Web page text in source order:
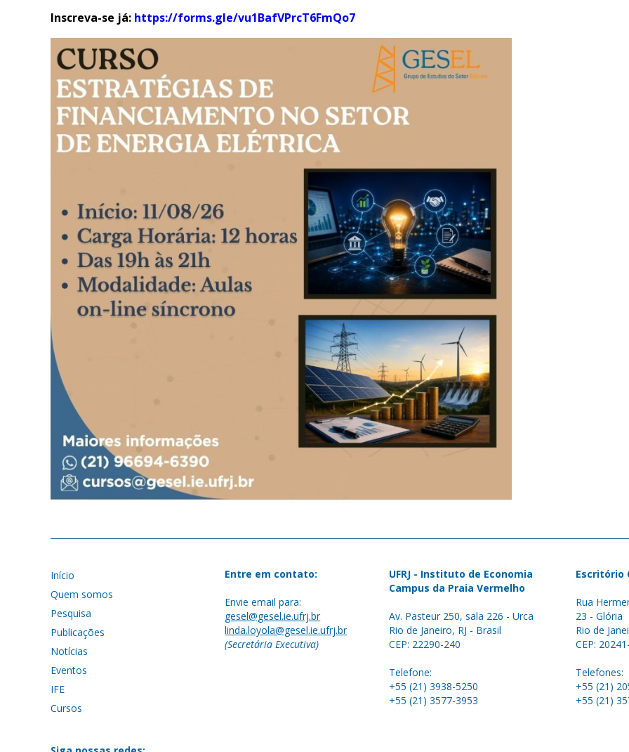
Inscreva-se já: https://forms.gle/vu1BafVPrcT6FmQo7
Início
Quem somos
Pesquisa
Publicações
Notícias
Eventos
IFE
Cursos
Entre em contato:
Envie email para:
gesel@gesel.ie.ufrj.br
linda.loyola@gesel.ie.ufrj.br
(Secretária Executiva)
UFRJ - Instituto de Economia
Campus da Praia Vermelho
Av. Pasteur 250, sala 226 - Urca
Rio de Janeiro, RJ - Brasil
CEP: 22290-240
Telefone:
+55 (21) 3938-5250
+55 (21) 3577-3953
Escritório
Rua
23 - Glória
Rio de
CEP:
Telefones:
+55 (21)
+55 (21)